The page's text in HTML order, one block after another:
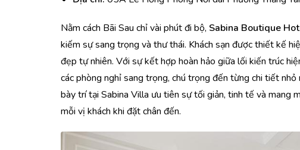
Nằm cách Bãi Sau chỉ vài phút đi bộ, Sabina Boutique
kiếm sự sang trọng và thư thái. Khách sạn được thiết kế
đẹp tự nhiên. Với sự kết hợp hoàn hảo giữa lối kiến trúc
các phòng nghỉ sang trọng, chú trọng đến từng chi tiết
bày trí tại Sabina Villa ưu tiên sự tối giản, tinh tế và mang
mỗi vị khách khi đặt chân đến.